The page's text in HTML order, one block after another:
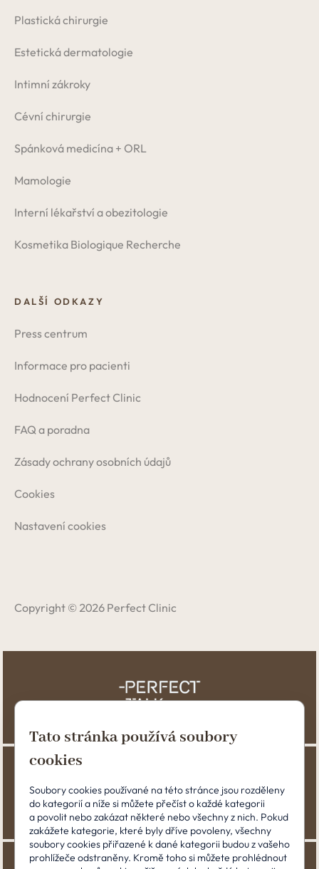
Plastická chirurgie
Estetická dermatologie
Intimní zákroky
Cévní chirurgie
Spánková medicína + ORL
Mamologie
Interní lékařství a obezitologie
Kosmetika Biologique Recherche
DALŠÍ ODKAZY
Press centrum
Informace pro pacienti
Hodnocení Perfect Clinic
FAQ a poradna
Zásady ochrany osobních údajů
Cookies
Nastavení cookies
Copyright © 2026 Perfect Clinic
Tato stránka používá soubory
cookies
Soubory cookies používané na této stránce jsou rozděleny
do kategorií a níže si můžete přečíst o každé kategorii
a povolit nebo zakázat některé nebo všechny z nich. Pokud
zakážete kategorie, které byly dříve povoleny, všechny
soubory cookies přiřazené k dané kategorii budou z vašeho
prohlížeče odstraněny. Kromě toho si můžete prohlédnout